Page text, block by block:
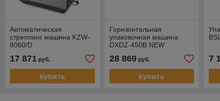
Автоматическая
стреппинг машина KZW-
8060/D
17 871 руб.
Купить
Горизонтальная
упаковочная машина
DXDZ-450B NEW
28 869руб.
Купить
7